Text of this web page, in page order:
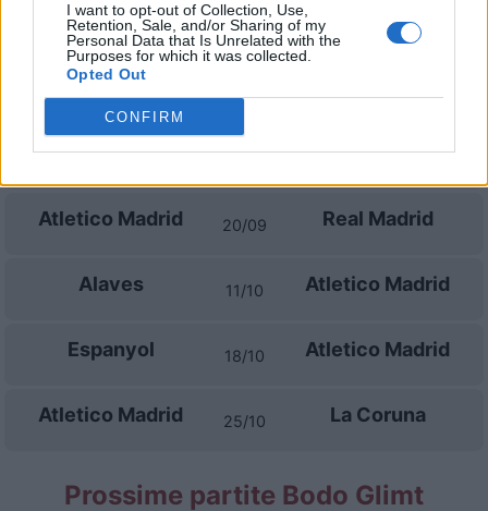
I want to opt-out of Collection, Use,
Retention, Sale, and/or Sharing of my
Personal Data that Is Unrelated with the
Purposes for which it was collected.
Opted Out
CONFIRM
Athletic Bilbao 05/09 Atletico Madrid
Real Sociedad 13/09
Atletico Madrid Osasuna
Atletico Madrid 20/09 Real Madrid
Alaves 11/10 Atletico Madrid
Espanyol 18/10 Atletico Madrid
Atletico Madrid 25/10 La Coruna
Prossime partite Bodo Glimt